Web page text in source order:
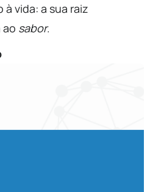
vida: a sua raiz
sabor.